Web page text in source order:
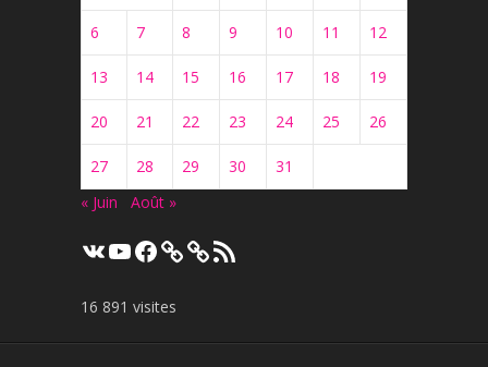
6 7 8 9 10 11 12
13 14 15 16 17 18 19
20 21 22 23 24 25 26
27 28 29 30
31
« Juin
Août »
VK YouTube
Facebook Flux
RSS
16 891 visites